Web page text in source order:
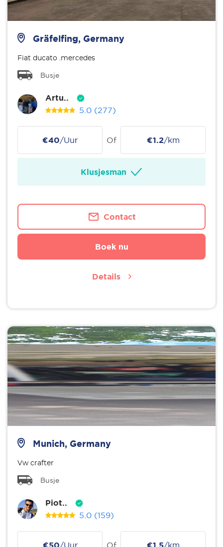
Gräfelfing, Germany
Fiat ducato .mercedes
Busje
Artu..
5.0 (277)
€40/Uur Of €1.2/km
Klusjesman
Contact
Boek nu
Details
Munich, Germany
Vw crafter
Busje
Piot..
5.0 (159)
€50/Uur Of €1.5/km